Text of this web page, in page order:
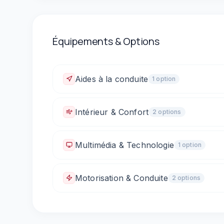
Équipements & Options
Aides à la conduite 1 option
Caméra de recul
Intérieur & Confort 2 options
Climatisation automatique
Multimédia & Technologie 1 option
Prise 12V / allume-cigare
Motorisation & Conduite 2 options